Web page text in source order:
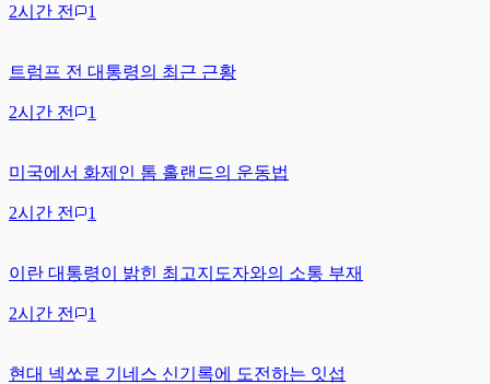
2시간 전 1
트럼프 전 대통령의 최근 근황
2시간 전 1
미국에서 화제인 톰 홀랜드의 운동법
2시간 전 1
이란 대통령이 밝힌 최고지도자와의 소통 부재
2시간 전 1
현대 넥쏘로 기네스 신기록에 도전하는 잇섭